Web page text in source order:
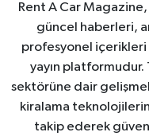
Rent A Car
güncel haberleri,
profesyonel içerikleri
yayın platformudur.
sektörüne dair
kiralama
takip ederek